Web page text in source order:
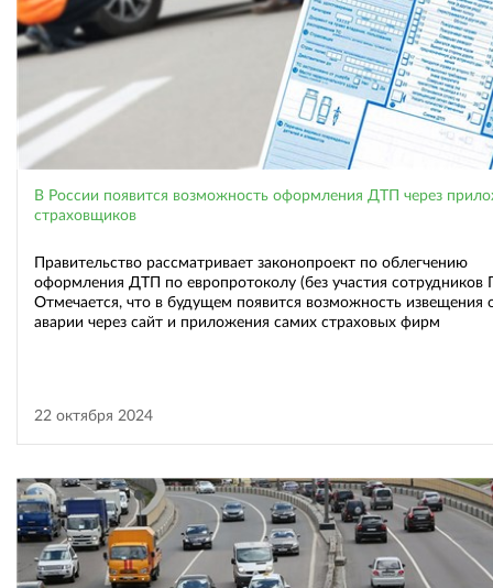
В России появится возможность оформления ДТП через
страховщиков
Правительство рассматривает законопроект по облегчению
оформления ДТП по европротоколу (без участия сотрудников
Отмечается, что в будущем появится возможность извещения
аварии через сайт и приложения самих страховых фирм
22 октября 2024